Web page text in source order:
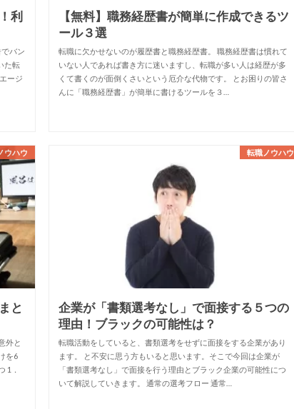
利
バン
た転
ージ
【無料】職務経歴書が簡単に作成できるツ
ール３選
転職に欠かせないのが履歴書と職務経歴書。 職務経歴書は慣れて
いない人であれば書き方に迷いますし、転職が多い人は経歴が多
くて書くのが面倒くさいという厄介な代物です。 とお困りの皆さ
んに「職務経歴書」が簡単に書けるツールを３…
ウハウ
と
外と
を6
1．
転職ノウハウ
企業が「書類選考なし」で面接する５つの
理由！ブラックの可能性は？
転職活動をしていると、書類選考をせずに面接をする企業があり
ます。 と不安に思う方もいると思います。そこで今回は企業が
「書類選考なし」で面接を行う理由とブラック企業の可能性につ
いて解説していきます。 通常の選考フロー 通常…